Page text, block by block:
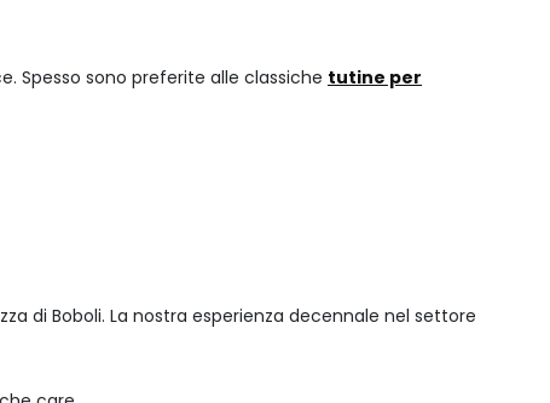
Spesso sono preferite alle classiche tutine per
di Boboli. La nostra esperienza decennale nel settore